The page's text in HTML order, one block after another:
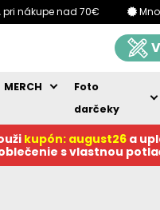
pri nákupe nad 70€
MERCH
Foto
darčeky
kupón: august26 a
s vlastnou